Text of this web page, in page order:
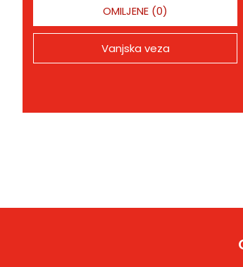
OMILJENE (0)
Vanjska veza